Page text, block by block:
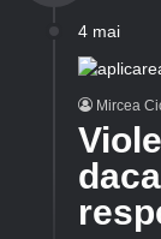
4 mai
Mircea